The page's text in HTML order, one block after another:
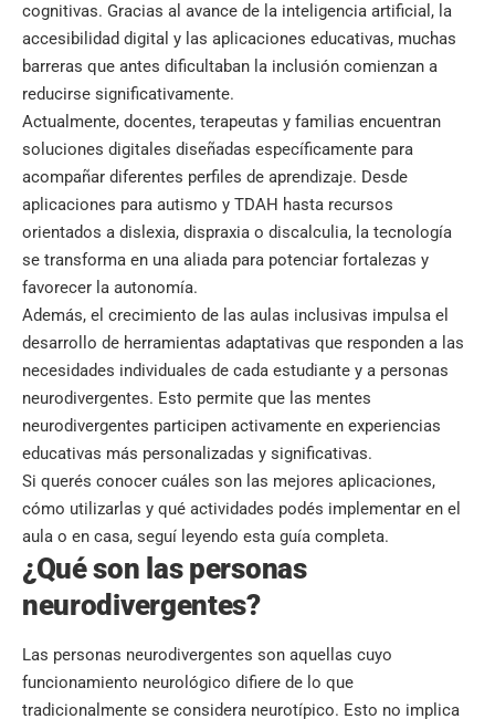
cognitivas. Gracias al avance de la inteligencia artificial, la
accesibilidad digital y las aplicaciones educativas, muchas
barreras que antes dificultaban la inclusión comienzan a
reducirse significativamente.
Actualmente, docentes, terapeutas y familias encuentran
soluciones digitales diseñadas específicamente para
acompañar diferentes perfiles de aprendizaje. Desde
aplicaciones para autismo y TDAH hasta recursos
orientados a dislexia, dispraxia o discalculia, la tecnología
se transforma en una aliada para potenciar fortalezas y
favorecer la autonomía.
Además, el crecimiento de las aulas inclusivas impulsa el
desarrollo de herramientas adaptativas que responden a las
necesidades individuales de cada estudiante y a personas
neurodivergentes. Esto permite que las mentes
neurodivergentes participen activamente en experiencias
educativas más personalizadas y significativas.
Si querés conocer cuáles son las mejores aplicaciones,
cómo utilizarlas y qué actividades podés implementar en el
aula o en casa, seguí leyendo esta guía completa.
¿Qué son las personas
neurodivergentes?
Las personas neurodivergentes son aquellas cuyo
funcionamiento neurológico difiere de lo que
tradicionalmente se considera neurotípico. Esto no implica